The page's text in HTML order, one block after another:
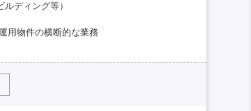
ディング等）
用物件の横断的な業務